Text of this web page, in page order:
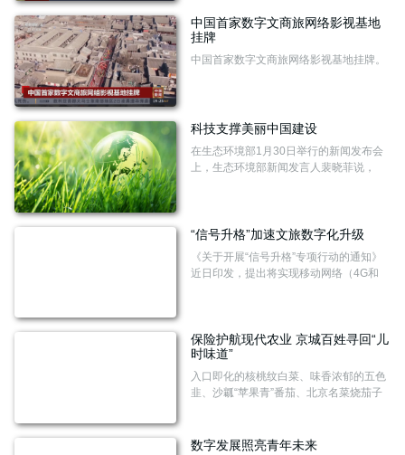
中国首家数字文商旅网络影视基地
挂牌
中国首家数字文商旅网络影视基地挂牌。
科技支撑美丽中国建设
在生态环境部1月30日举行的新闻发布会
上，生态环境部新闻发言人裴晓菲说，
“信号升格”加速文旅数字化升级
《关于开展“信号升格”专项行动的通知》
近日印发，提出将实现移动网络（4G和
求。专家认为，“信号升格”将夯实旅游产
业的数字化发展基础，有助于促进旅游产
业丰富供给，同时也调动起市场主体创新
活力，打造更多消费新场景、新业态、新
保险护航现代农业 京城百姓寻回“儿
时味道”
入口即化的核桃纹白菜、味香浓郁的五色
韭、沙瓤“苹果青”番茄、北京名菜烧茄子
数字发展照亮青年未来